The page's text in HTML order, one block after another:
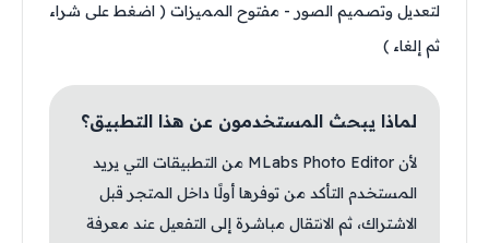
لتعديل وتصميم الصور - مفتوح المميزات ( اضغط على شراء
ثم إلغاء )
لماذا يبحث المستخدمون عن هذا التطبيق؟
لأن MLabs Photo Editor من التطبيقات التي يريد
المستخدم التأكد من توفرها أولًا داخل المتجر قبل
الاشتراك، ثم الانتقال مباشرة إلى التفعيل عند معرفة